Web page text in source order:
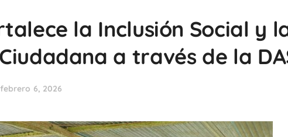
la Inclusión Social y
a través de la
febrero 6, 2026